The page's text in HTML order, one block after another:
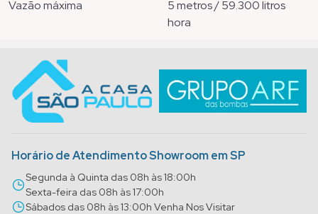
vazão máxima
5 metros / 59.300 litros
hora
Horário de Atendimento Showroom em SP
Segunda à Quinta das 08h às 18:00h
Sexta-feira das 08h às 17:00h
Sábados das 08h às 13:00h Venha Nos Visitar